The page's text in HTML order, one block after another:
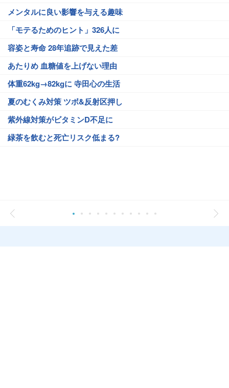
メンタルに良い影響を与える趣味
「モテるためのヒント」326人に
容姿と寿命 28年追跡で見えた差
あたりめ 血糖値を上げない理由
体重62kg→82kgに 寺田心の生活
夏のむくみ対策 ツボ&反射区押し
紫外線対策がビタミンD不足に
緑茶を飲むと死亡リスク低まる?